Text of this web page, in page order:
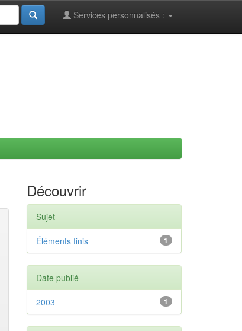
Services personnalisés :
Découvrir
Sujet
1
Éléments finis
Date publié
1
2003